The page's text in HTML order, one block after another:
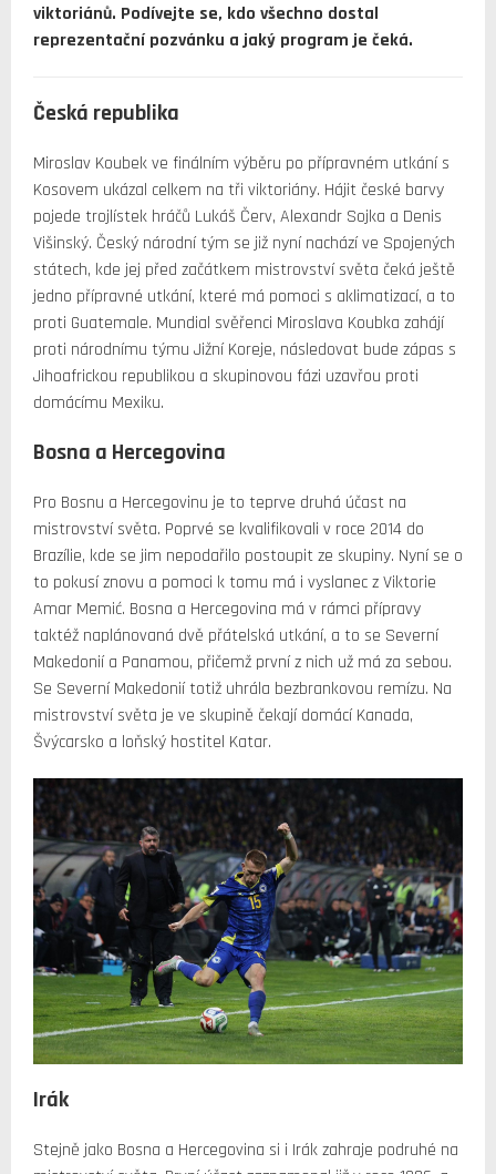
viktoriánů. Podívejte se, kdo všechno dostal
reprezentační pozvánku a jaký program je čeká.
Česká republika
Miroslav Koubek ve finálním výběru po přípravném utkání s
Kosovem ukázal celkem na tři viktoriány. Hájit české barvy
pojede trojlístek hráčů Lukáš Červ, Alexandr Sojka a Denis
Višinský. Český národní tým se již nyní nachází ve Spojených
státech, kde jej před začátkem mistrovství světa čeká ještě
jedno přípravné utkání, které má pomoci s aklimatizací, a to
proti Guatemale. Mundial svěřenci Miroslava Koubka zahájí
proti národnímu týmu Jižní Koreje, následovat bude zápas s
Jihoafrickou republikou a skupinovou fázi uzavřou proti
domácímu Mexiku.
Bosna a Hercegovina
Pro Bosnu a Hercegovinu je to teprve druhá účast na
mistrovství světa. Poprvé se kvalifikovali v roce 2014 do
Brazílie, kde se jim nepodařilo postoupit ze skupiny. Nyní se o
to pokusí znovu a pomoci k tomu má i vyslanec z Viktorie
Amar Memić. Bosna a Hercegovina má v rámci přípravy
taktéž naplánovaná dvě přátelská utkání, a to se Severní
Makedonií a Panamou, přičemž první z nich už má za sebou.
Se Severní Makedonií totiž uhrála bezbrankovou remízu. Na
mistrovství světa je ve skupině čekají domácí Kanada,
Švýcarsko a loňský hostitel Katar.
Irák
Stejně jako Bosna a Hercegovina si i Irák zahraje podruhé na